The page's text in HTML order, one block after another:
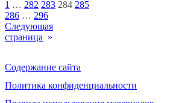
1 … 282 283 284 285
286 … 296
Следующая
страница »
Содержание сайта
Политика конфиденциальности